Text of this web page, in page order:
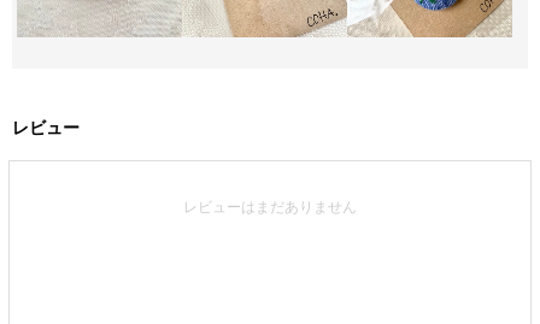
レビュー
レビューはまだありません